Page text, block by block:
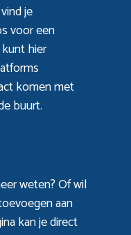
je
voor een
hier
komen met
buurt.
weten? Of wil
aan
kan je direct